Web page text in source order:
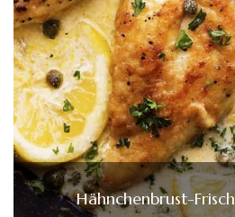
Hähnchenbrust-